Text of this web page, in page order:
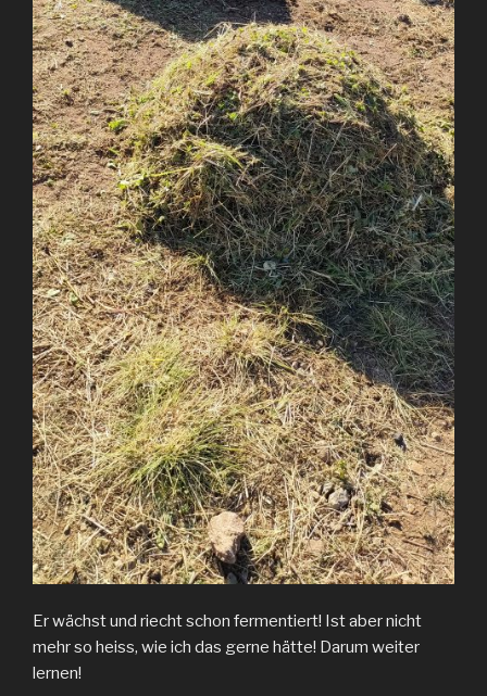
Er wächst und riecht schon fermentiert! Ist aber nicht
mehr so heiss, wie ich das gerne hätte! Darum weiter
lernen!